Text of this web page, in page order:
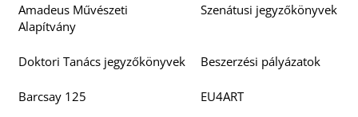
Amadeus Művészeti
Alapítvány
Szenátusi jegyzőkönyvek
Doktori Tanács jegyzőkönyvek Beszerzési pályázatok
Barcsay 125 EU4ART